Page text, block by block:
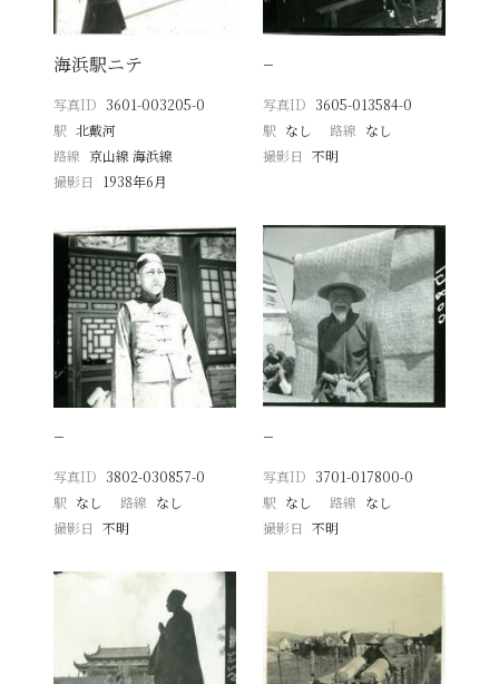
海浜駅ニテ
写真ID 3601-003205-0
駅 北戴河
路線 京山線 海浜線
撮影日
1938年6月
−
写真ID 3605-013584-0
駅 なし 路線 なし
撮影日 不明
−
写真ID 3802-030857-0
駅 なし 路線 なし
撮影日
不明
−
写真ID 3701-017800-0
駅 なし 路線 なし
撮影日 不明